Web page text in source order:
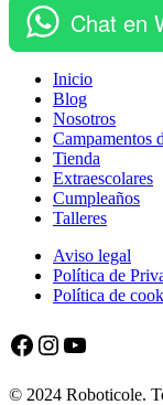
Chat en
Inicio
Blog
Nosotros
Campamentos
Tienda
Extraescolares
Cumpleaños
Talleres
Aviso legal
Política de
Política de
Facebook
Instagram
YouTube
© 2024 Roboticole.